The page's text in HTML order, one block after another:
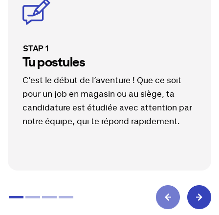
STAP 1
Tu postules
C’est le début de l’aventure ! Que ce soit
pour un job en magasin ou au siège, ta
candidature est étudiée avec attention par
notre équipe, qui te répond rapidement.